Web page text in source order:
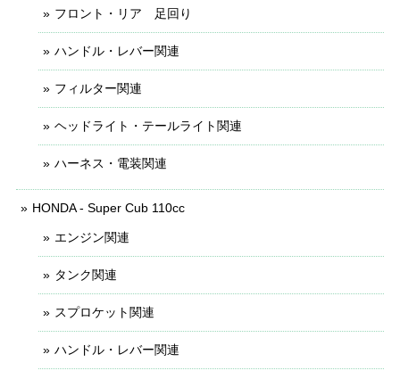
フロント・リア 足回り
ハンドル・レバー関連
フィルター関連
ヘッドライト・テールライト関連
ハーネス・電装関連
HONDA - Super Cub 110cc
エンジン関連
タンク関連
スプロケット関連
ハンドル・レバー関連